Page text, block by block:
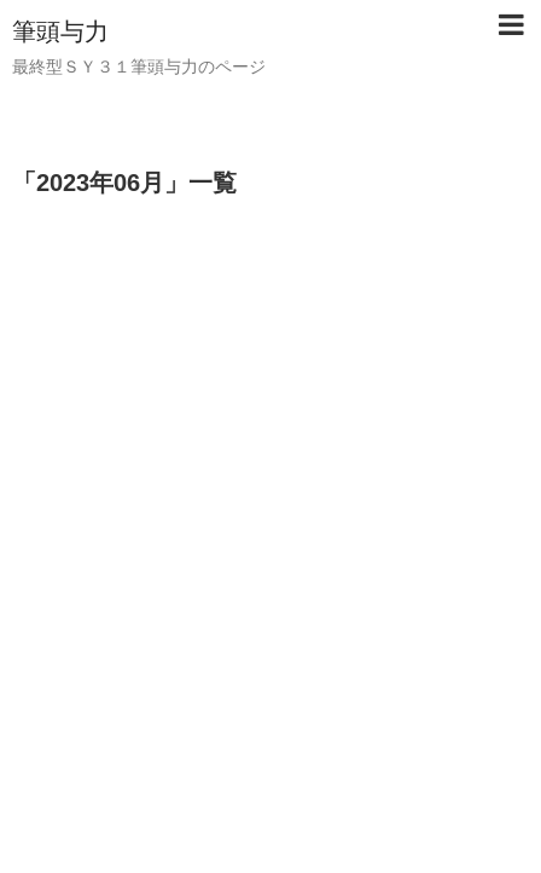
筆頭与力
最終型ＳＹ３１筆頭与力のページ
「 2023年06月 」 一覧